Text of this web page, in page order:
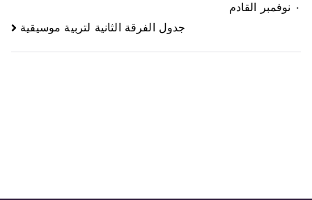
٠ نوفمبر القادم
جدول الفرقة الثانية لتربية موسيقية